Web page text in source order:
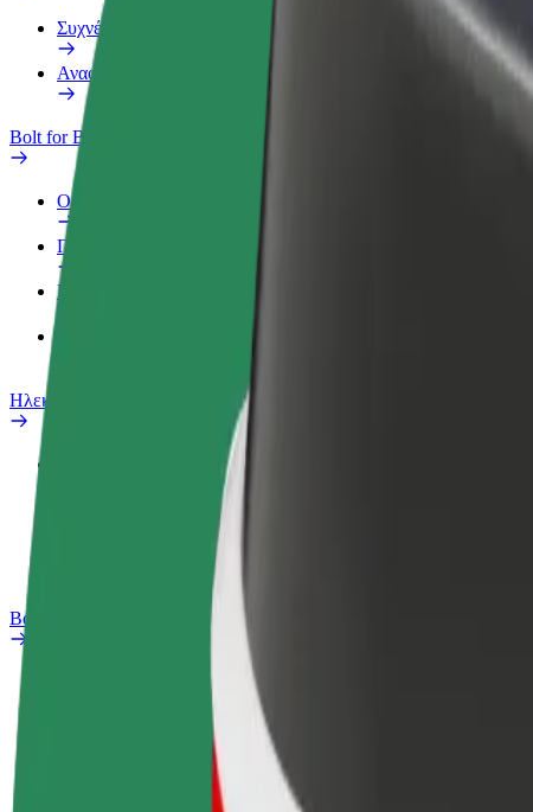
Συχνές Ερωτήσεις
Αναφορά οχήματος
Bolt for Business
Οφέλη
Προφίλ Εργασίας
Προϊόντα
Bolt food για επιχειρήσεις
Ηλεκτρικά ποδήλατα
Αναφορά προβλήματος
Bolt Plus
Πώς να συμμετάσχετε